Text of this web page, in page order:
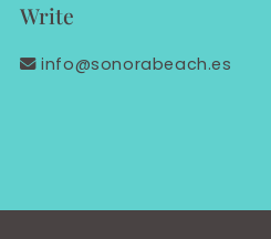
Write
info@sonorabeach.es